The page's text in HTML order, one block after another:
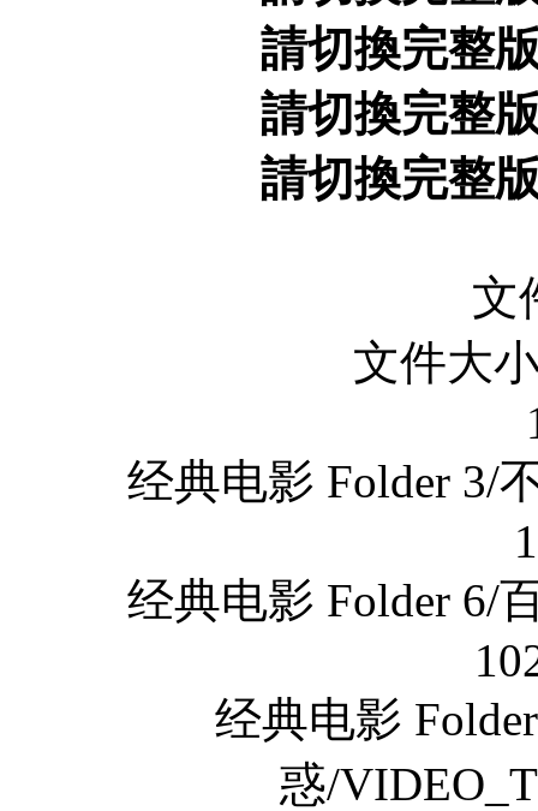
請切換完整
請切換完整
請切換完整
文
文件大
经典电影 Folder 3/
经典电影 Folder 6/
经典电影
惑/